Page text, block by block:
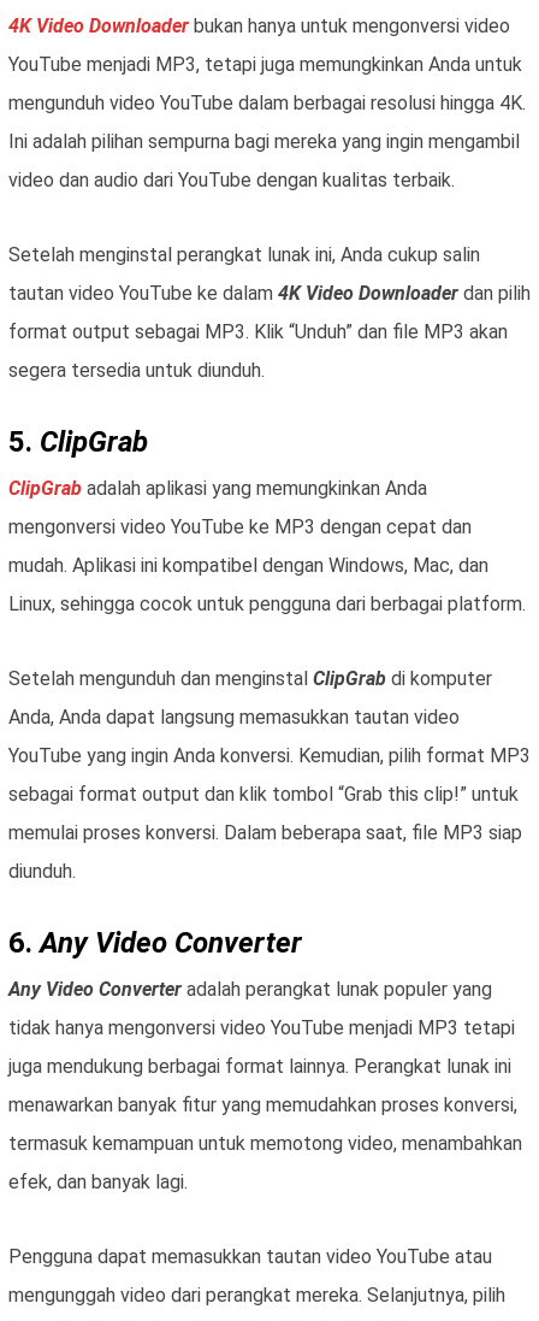
4K Video Downloader bukan hanya untuk mengonversi video
YouTube menjadi MP3, tetapi juga memungkinkan Anda untuk
mengunduh video YouTube dalam berbagai resolusi hingga 4K.
Ini adalah pilihan sempurna bagi mereka yang ingin mengambil
video dan audio dari YouTube dengan kualitas terbaik.
Setelah menginstal perangkat lunak ini, Anda cukup salin
tautan video YouTube ke dalam 4K Video Downloader dan pilih
format output sebagai MP3. Klik “Unduh” dan file MP3 akan
segera tersedia untuk diunduh.
5. ClipGrab
ClipGrab adalah aplikasi yang memungkinkan Anda
mengonversi video YouTube ke MP3 dengan cepat dan
mudah. Aplikasi ini kompatibel dengan Windows, Mac, dan
Linux, sehingga cocok untuk pengguna dari berbagai platform.
Setelah mengunduh dan menginstal ClipGrab di komputer
Anda, Anda dapat langsung memasukkan tautan video
YouTube yang ingin Anda konversi. Kemudian, pilih format MP3
sebagai format output dan klik tombol “Grab this clip!” untuk
memulai proses konversi. Dalam beberapa saat, file MP3 siap
diunduh.
6.Any Video Converter
Any Video Converter adalah perangkat lunak populer yang
tidak hanya mengonversi video YouTube menjadi MP3 tetapi
juga mendukung berbagai format lainnya. Perangkat lunak ini
menawarkan banyak fitur yang memudahkan proses konversi,
termasuk kemampuan untuk memotong video, menambahkan
efek, dan banyak lagi.
Pengguna dapat memasukkan tautan video YouTube atau
mengunggah video dari perangkat mereka. Selanjutnya, pilih